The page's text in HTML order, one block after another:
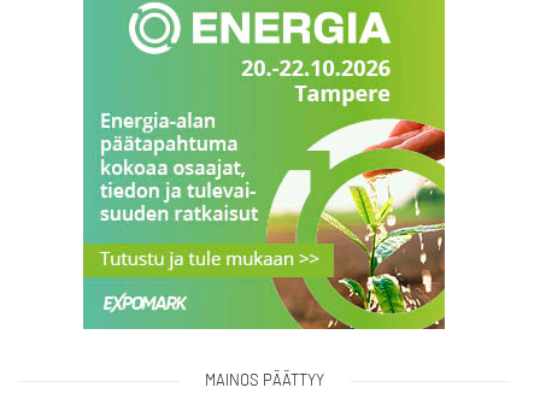
MAINOS PÄÄTTYY